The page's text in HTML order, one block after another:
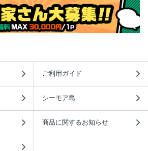
ご利用ガイド
シーモア島
商品に関するお知らせ